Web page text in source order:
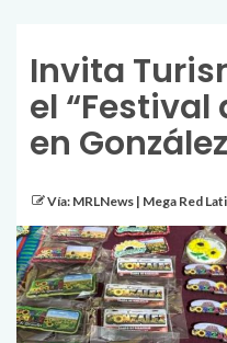
Invita
el “Festival
en
Vía: MRLNews | Mega Red